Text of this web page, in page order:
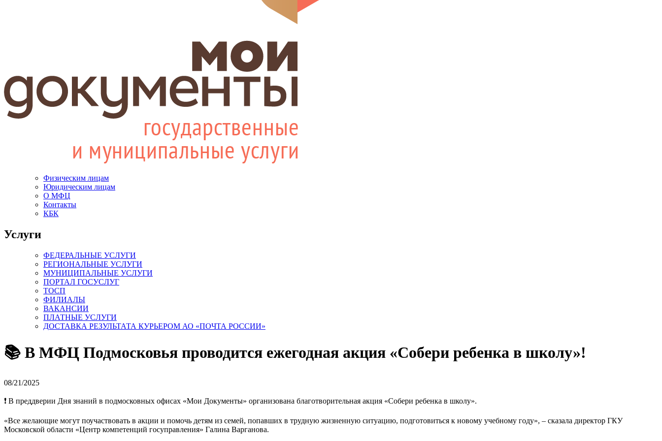
Физическим лицам
Юридическим лицам
О МФЦ
Контакты
КБК
Услуги
ФЕДЕРАЛЬНЫЕ УСЛУГИ
РЕГИОНАЛЬНЫЕ УСЛУГИ
МУНИЦИПАЛЬНЫЕ УСЛУГИ
ПОРТАЛ ГОСУСЛУГ
ТОСП
ФИЛИАЛЫ
ВАКАНСИИ
ПЛАТНЫЕ УСЛУГИ
ДОСТАВКА РЕЗУЛЬТАТА КУРЬЕРОМ АО «ПОЧТА РОССИИ»
📚 В МФЦ Подмосковья проводится ежегодная акция «Собери ребенка в школу»!
08/21/2025
❗️ В преддверии Дня знаний в подмосковных офисах «Мои Документы» организована благотворительная акция «Собери ребенка в школу».
«Все желающие могут поучаствовать в акции и помочь детям из семей, попавших в трудную жизненную ситуацию, подготовиться к новому учебному году», – сказала директор ГКУ
Московской области «Центр компетенций госуправления» Галина Варганова.